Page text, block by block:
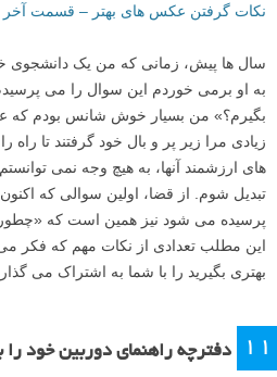
نکات گرفتن عکس های بهتر – قسمت آخر
سال ها پیش، زمانی که من یک دانشجوی
به او برمی خوردم این سوال را می
بگیرم؟» من بسیار خوش شانس بودم که
زیادی مرا زیر پر و بال خود گرفتند تا
های ارزشمند آنها، به هیچ وجه نمی
تبدیل شوم. از قضا، اولین سوالی که
پرسیده می شود نیز همین است که
این مطلب تعدادی از نکات مهم که فکر
بهتری بگیرید را با شما به اشتراک می
۱۱ دفترچه راهنمای دوربین خود را